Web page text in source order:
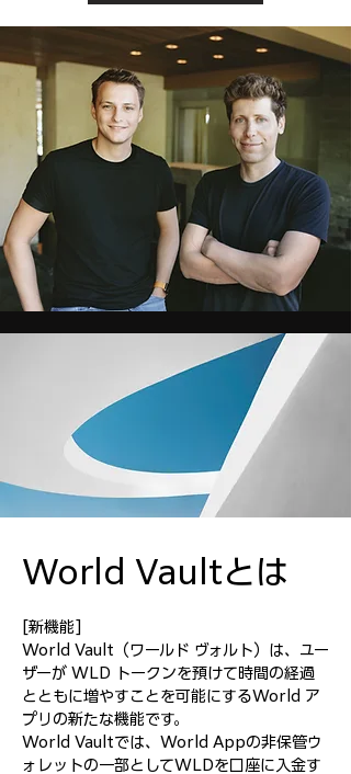
World Vaultとは
[新機能]
World Vault（ワールド ヴォルト）は、ユー
ザーが WLD トークンを預けて時間の経過
とともに増やすことを可能にするWorld ア
プリの新たな機能です。
World Vaultでは、World Appの非保管ウ
ォレットの一部としてWLDを口座に入金す